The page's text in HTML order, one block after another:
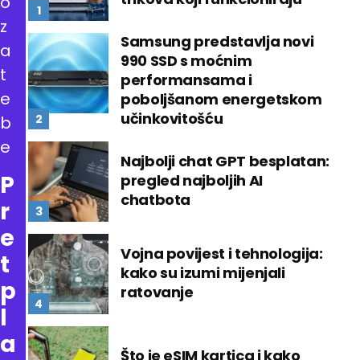
Samsung predstavlja novi
990 SSD s moćnim
performansama i
poboljšanom energetskom
učinkovitošću
Najbolji chat GPT besplatan:
pregled najboljih AI
chatbota
Vojna povijest i tehnologija:
kako su izumi mijenjali
ratovanje
Što je eSIM kartica i kako
z
a
t
e
b
e
P
r
e
t
p
l
a